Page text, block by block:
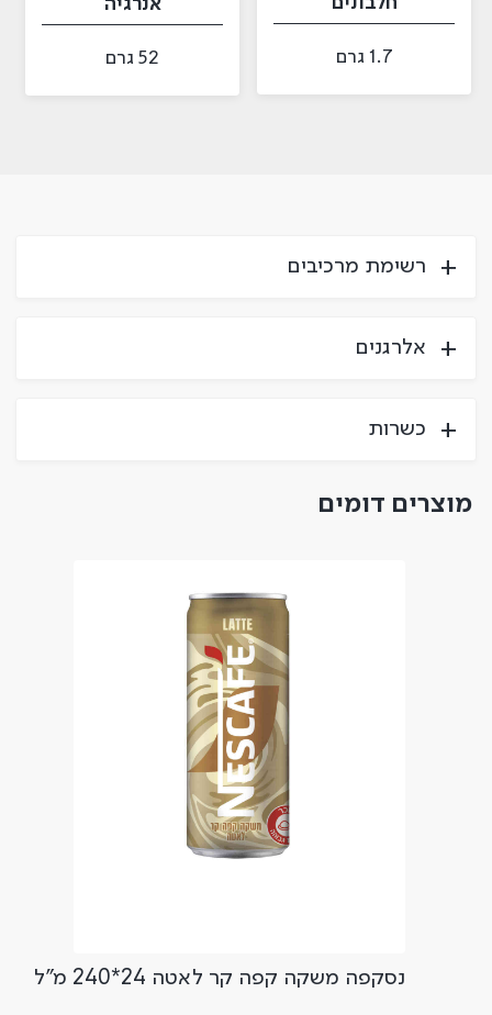
1.7 גרם
אנרגיה
52 גרם
רשימת מרכיבים
אלרגנים
כשרות
מוצרים דומים
נסקפה משקה קפה קר לאטה 24*240 מ"ל